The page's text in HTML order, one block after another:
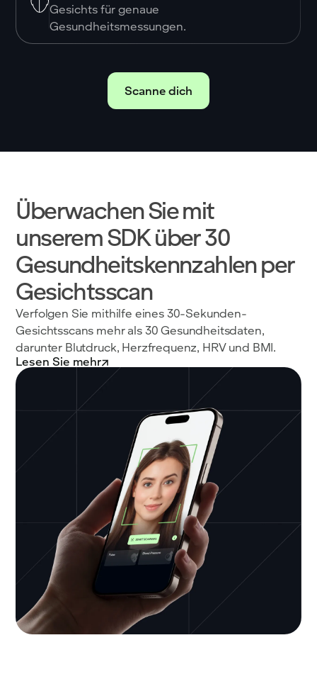
Gesichts für genaue
Gesundheitsmessungen.
Scanne dich
Überwachen Sie mit
unserem SDK über 30
Gesundheitskennzahlen per
Gesichtsscan
Verfolgen Sie mithilfe eines 30-Sekunden-
Gesichtsscans mehr als 30 Gesundheitsdaten,
darunter Blutdruck, Herzfrequenz, HRV und BMI.
Lesen Sie mehr